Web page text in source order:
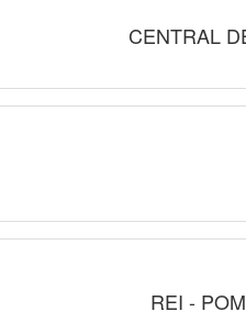
CENTRAL
REI -